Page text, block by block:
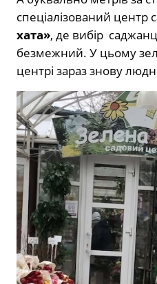
спеціалізований центр
хата», де вибір
безмежний. У цьому
центрі зараз знову